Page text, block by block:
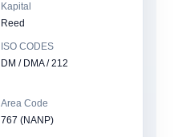
Kapital
Reed
ISO CODES
DM / DMA / 212
Area Code
767 (NANP)